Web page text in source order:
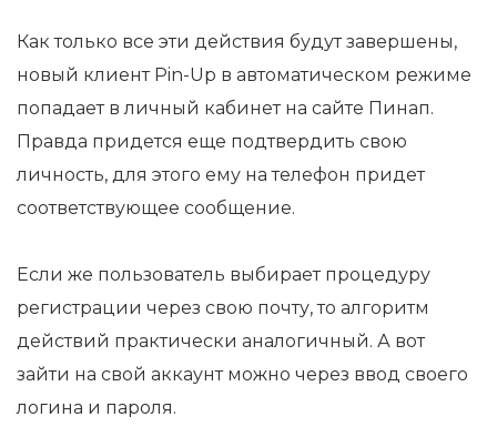
Как только все эти действия будут завершены,
новый клиент Pin-Up в автоматическом режиме
попадает в личный кабинет на сайте Пинап.
Правда придется еще подтвердить свою
личность, для этого ему на телефон придет
соответствующее сообщение.
Если же пользователь выбирает процедуру
регистрации через свою почту, то алгоритм
действий практически аналогичный. А вот
зайти на свой аккаунт можно через ввод своего
логина и пароля.